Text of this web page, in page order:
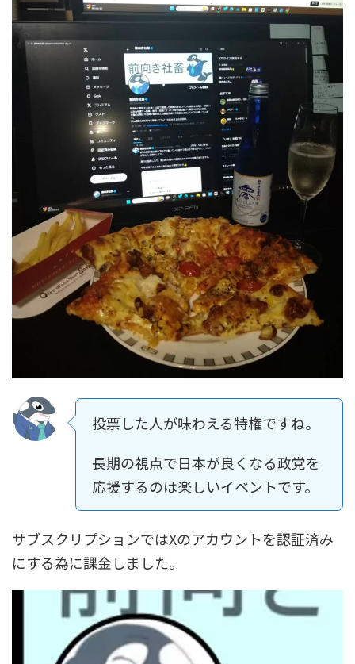
投票した人が味わえる特権ですね。
長期の視点で日本が良くなる政党を
応援するのは楽しいイベントです。
サブスクリプションではXのアカウントを認証済み
にする為に課金しました。